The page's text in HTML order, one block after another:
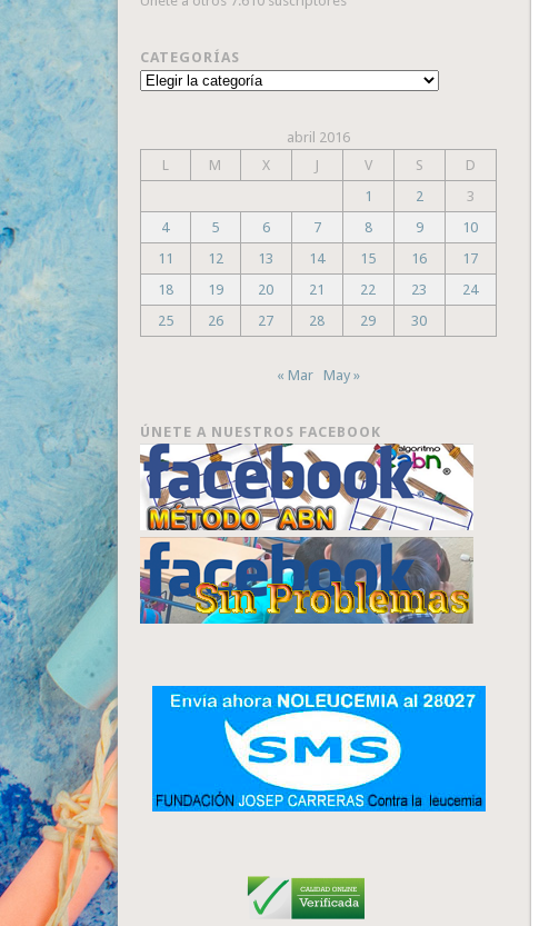
CATEGORÍAS
Categorías
abril 2016
L
M X J V S
D
1
2
3
4
5 6 7 8 9
10
11
12 13 14 15 16
17
18
19 20 21 22 23
24
25
26 27 28 29 30
« Mar May »
ÚNETE A NUESTROS FACEBOOK